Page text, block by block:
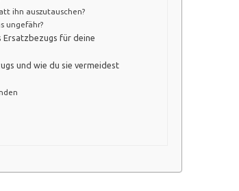
ihn auszutauschen?
ungefähr?
Ersatzbezugs für deine
und wie du sie vermeidest